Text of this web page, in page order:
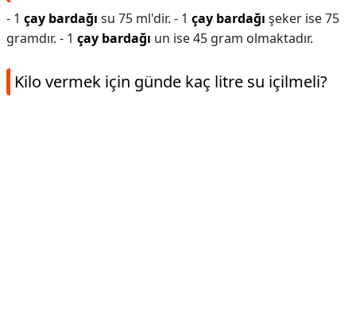
- 1 çay bardağı su 75 ml'dir. - 1 çay bardağı şeker ise 75
gramdır. - 1 çay bardağı un ise 45 gram olmaktadır.
Kilo vermek için günde kaç litre su içilmeli?